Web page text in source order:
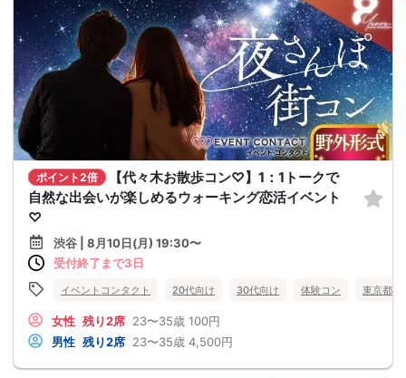
ポイント2倍
【代々木お散歩コン♡】1：1トークで
自然な出会いが楽しめるウォーキング恋活イベント
♡
渋谷 | 8月10日(月) 19:30〜
受付終了まで3日
イベントコンタクト 20代向け 30代向け 体験コン 東京都
女性 残り2席 23〜35歳 100円
男性 残り2席 23〜35歳 4,500円